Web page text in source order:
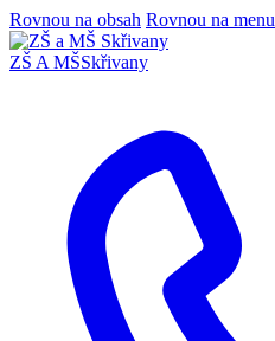
Rovnou na obsah Rovnou na menu
ZŠ A MŠSkřivany